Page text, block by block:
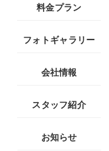
料金プラン
フォトギャラリー
会社情報
スタッフ紹介
お知らせ